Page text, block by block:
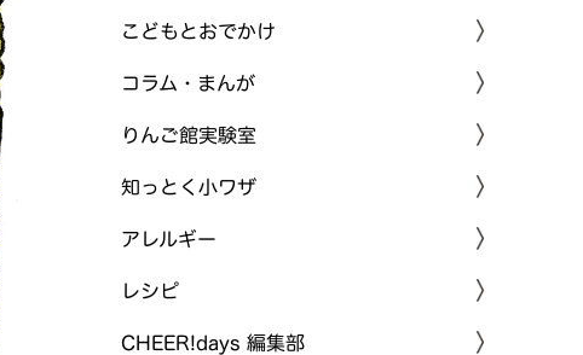
こどもとおでかけ
コラム・まんが
りんご館実験室
知っとく小ワザ
アレルギー
レシピ
CHEER!days 編集部